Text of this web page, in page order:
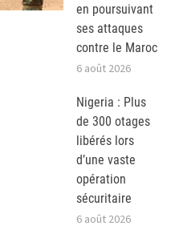
en poursuivant
ses attaques
contre le Maroc
6 août 2026
Nigeria : Plus
de 300 otages
libérés lors
d’une vaste
opération
sécuritaire
6 août 2026